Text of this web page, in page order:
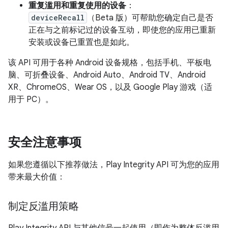
重复滥用和重复使用的设备 ：
deviceRecall
（Beta 版）可帮助您确定自己是否
正在与之前标记过的设备互动，即使您的应用已重新
安装或设备已重置也是如此。
该 API 可用于各种 Android 设备规格，包括手机、平板电
脑、可折叠设备、Android Auto、Android TV、Android
XR、ChromeOS、Wear OS，以及 Google Play 游戏（适
用于 PC）。
安全注意事项
如果您遵循以下推荐做法，Play Integrity API 可为您的应用
带来最大价值：
制定反滥用策略